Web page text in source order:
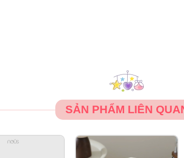
SẢN PHẨM LIÊN